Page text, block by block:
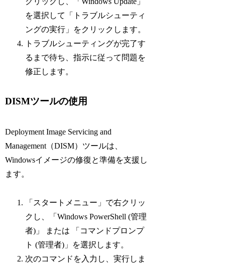
を選択して「トラブルシューティ
ングの実行」をクリックします。
トラブルシューティングが完了す
るまで待ち、指示に従って問題を
修正します。
DISMツールの使用
Deployment Image Servicing and
Management（DISM）ツールは、
Windowsイメージの修復と準備を支援し
ます。
「スタートメニュー」で右クリッ
クし、「Windows PowerShell (管理
者)」 または 「コマンドプロンプ
ト (管理者)」を選択します。
次のコマンドを入力し、実行しま